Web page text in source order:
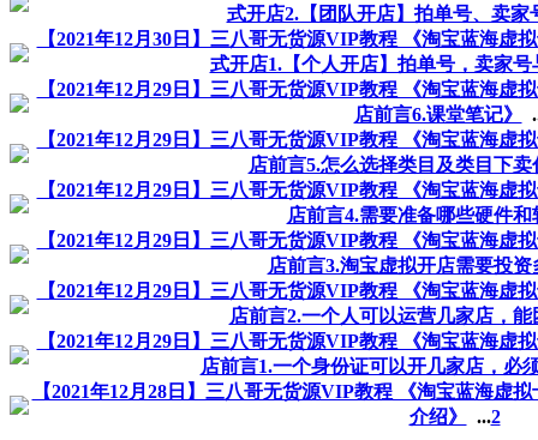
式开店2.【团队开店】拍单号、卖家
【2021年12月30日】三八哥无货源VIP教程 《淘宝蓝海虚
式开店1.【个人开店】拍单号，卖家
【2021年12月29日】三八哥无货源VIP教程 《淘宝蓝海虚
店前言6.课堂笔记》
【2021年12月29日】三八哥无货源VIP教程 《淘宝蓝海虚
店前言5.怎么选择类目及类目下卖
【2021年12月29日】三八哥无货源VIP教程 《淘宝蓝海虚
店前言4.需要准备哪些硬件和
【2021年12月29日】三八哥无货源VIP教程 《淘宝蓝海虚
店前言3.淘宝虚拟开店需要投资
【2021年12月29日】三八哥无货源VIP教程 《淘宝蓝海虚
店前言2.一个人可以运营几家店，
【2021年12月29日】三八哥无货源VIP教程 《淘宝蓝海虚
店前言1.一个身份证可以开几家店，必
【2021年12月28日】三八哥无货源VIP教程 《淘宝蓝海虚
介绍》
...2